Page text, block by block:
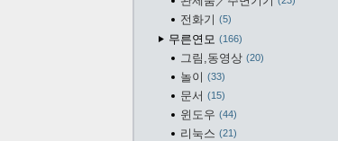
전화기 5
무른연모 166
그림,동영상 20
놀이 33
문서 15
윈도우 44
리눅스 21